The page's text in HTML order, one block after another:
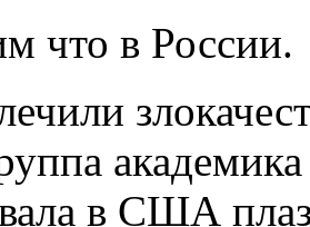
что в России.
в США